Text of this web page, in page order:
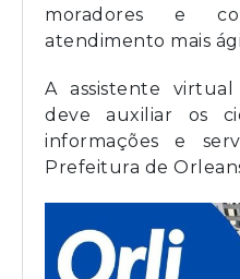
moradores e
atendimento mais
A assistente
deve auxiliar os
informações e
Prefeitura de